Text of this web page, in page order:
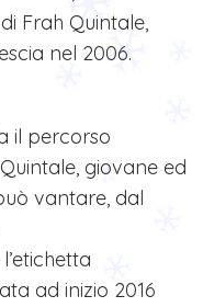
di Frah Quintale,
nel 2006.
il percorso
giovane ed
vantare, dal
ad inizio 2016